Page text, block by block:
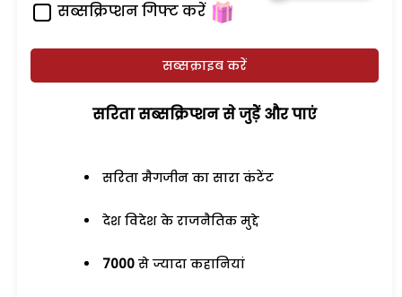
सब्सक्रिप्शन गिफ्ट करें
सब्सक्राइब करें
सरिता सब्सक्रिप्शन से जुड़ेें और पाएं
सरिता मैगजीन का सारा कंटेंट
देश विदेश के राजनैतिक मुद्दे
7000 से ज्यादा कहानियां